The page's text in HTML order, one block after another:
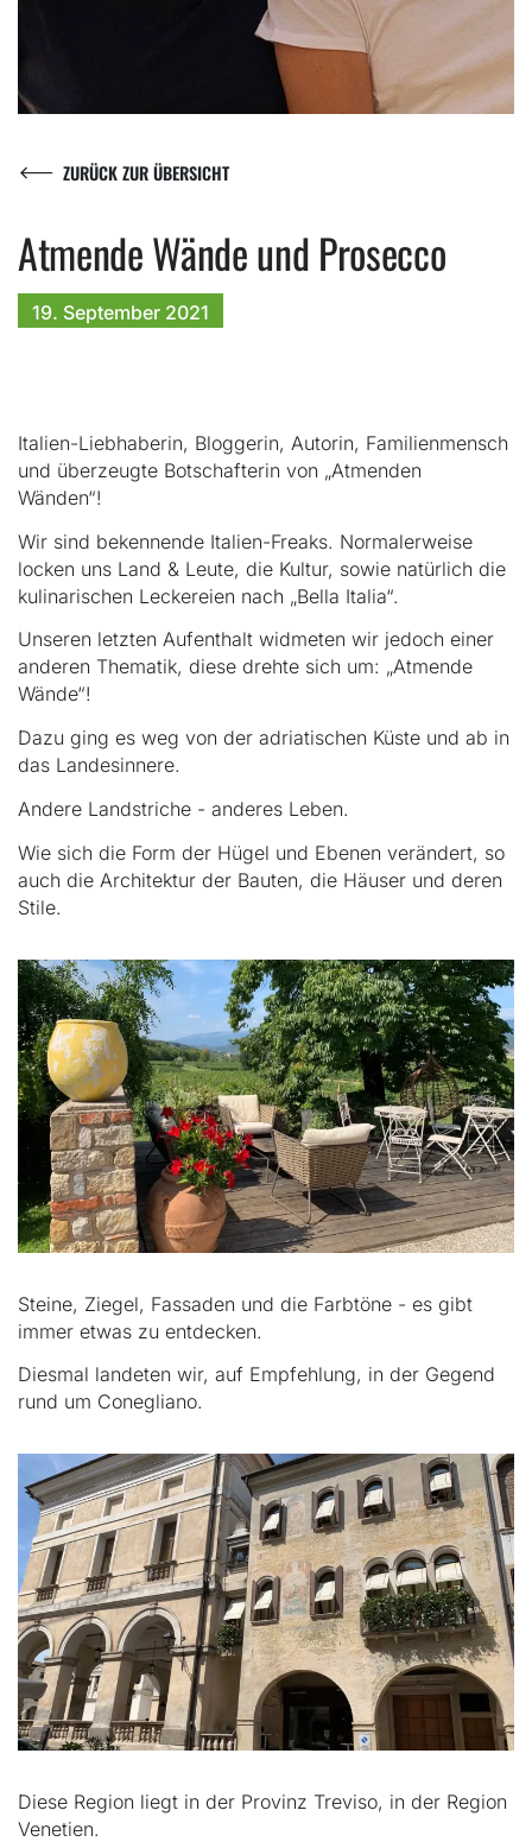
ZURÜCK ZUR ÜBERSICHT
Atmende Wände und Prosecco
19. September 2021
Italien-Liebhaberin, Bloggerin, Autorin, Familienmensch
und überzeugte Botschafterin von „Atmenden
Wänden“!
Wir sind bekennende Italien-Freaks. Normalerweise
locken uns Land & Leute, die Kultur, sowie natürlich die
kulinarischen Leckereien nach „Bella Italia“.
Unseren letzten Aufenthalt widmeten wir jedoch einer
anderen Thematik, diese drehte sich um: „Atmende
Wände“!
Dazu ging es weg von der adriatischen Küste und ab in
das Landesinnere.
Andere Landstriche - anderes Leben.
Wie sich die Form der Hügel und Ebenen verändert, so
auch die Architektur der Bauten, die Häuser und deren
Stile.
Steine, Ziegel, Fassaden und die Farbtöne - es gibt
immer etwas zu entdecken.
Diesmal landeten wir, auf Empfehlung, in der Gegend
rund um Conegliano.
Diese Region liegt in der Provinz Treviso, in der Region
Venetien.